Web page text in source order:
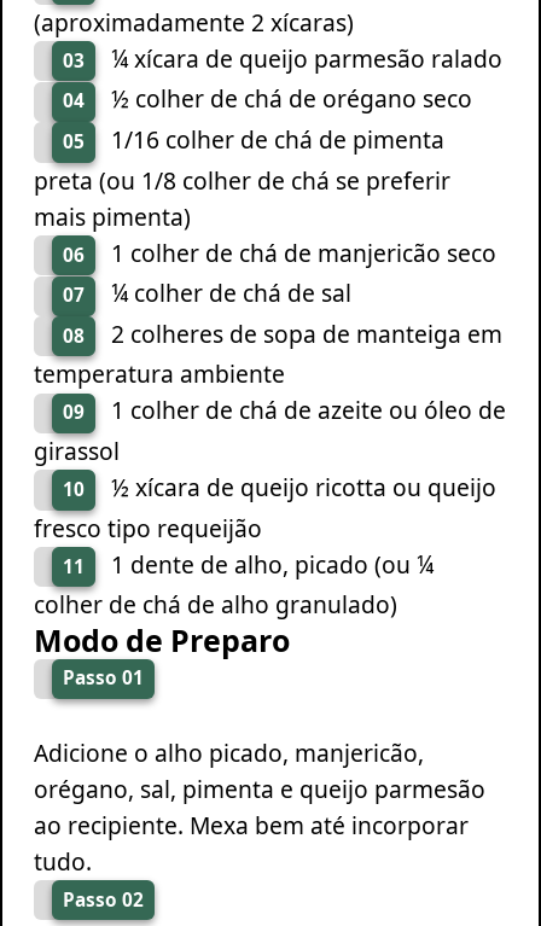
(aproximadamente 2 xícaras)
03 ¼ xícara de queijo parmesão ralado
04 ½ colher de chá de orégano seco
05
1/16 colher de chá de pimenta
preta (ou 1/8 colher de chá se preferir
mais pimenta)
06 1 colher de chá de manjericão seco
07 ¼ colher de chá de sal
08
2 colheres de sopa de manteiga em
temperatura ambiente
09
1 colher de chá de azeite ou óleo de
girassol
10
½ xícara de queijo ricotta ou queijo
fresco tipo requeijão
11
1 dente de alho, picado (ou ¼
colher de chá de alho granulado)
Modo de Preparo
Passo 01
Adicione o alho picado, manjericão,
orégano, sal, pimenta e queijo parmesão
ao recipiente. Mexa bem até incorporar
tudo.
Passo 02